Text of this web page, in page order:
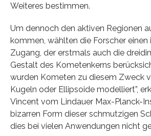
Weiteres bestimmen.
Um dennoch den aktiven Regionen
kommen, wählten die Forscher einen
Zugang, der erstmals auch die
Gestalt des Kometenkerns
wurden Kometen zu diesem Zweck
Kugeln oder Ellipsoide modelliert”,
Vincent vom Lindauer Max-Planck-
bizarren Form dieser schmutzigen
dies bei vielen Anwendungen nicht